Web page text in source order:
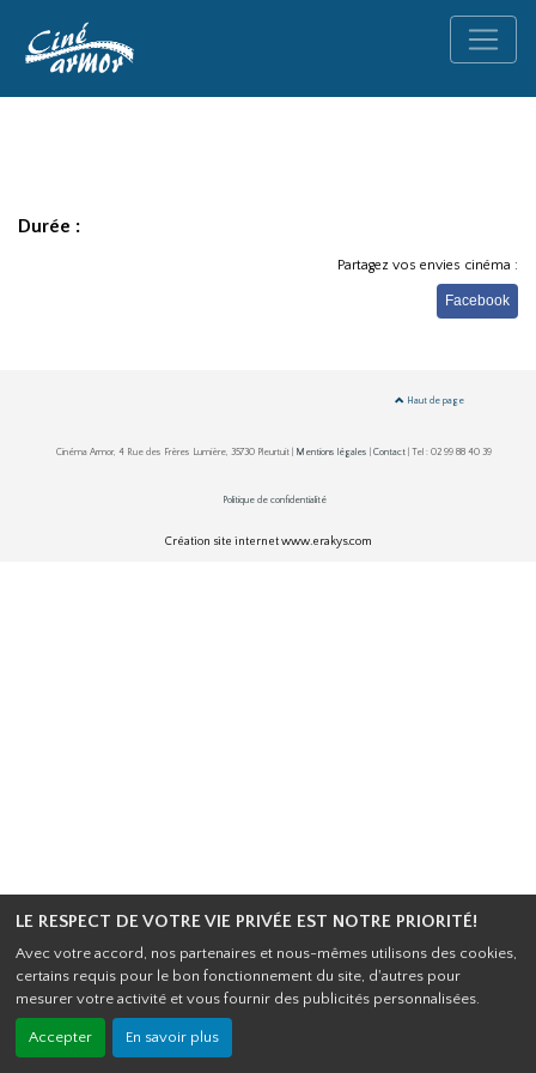
LE RESPECT DE VOTRE VIE PRIVÉE EST NOTRE PRIORITÉ!
Avec votre accord, nos partenaires et nous-mêmes utilisons des cookies,
certains requis pour le bon fonctionnement du site, d'autres pour
mesurer votre activité et vous fournir des publicités personnalisées.
Accepter En savoir plus
Durée :
Partagez vos envies cinéma :
Facebook
Haut de page
Cinéma Armor, 4 Rue des Frères Lumière, 35730 Pleurtuit | Mentions légales Contact | Tel : 02 99 88 40 39
Politique de confidentialité
Création site internet www.erakys.com